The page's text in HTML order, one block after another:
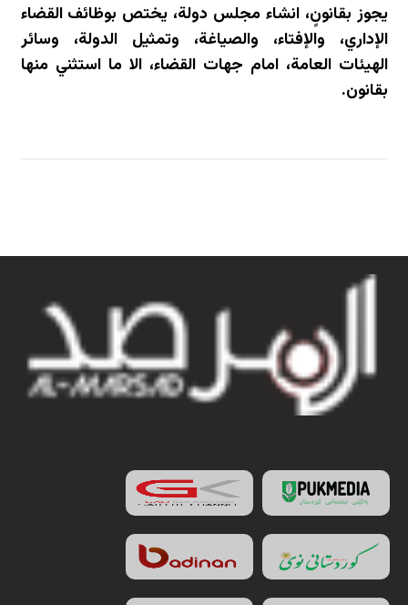
يجوز بقانونٍ، انشاء مجلس دولة، يختص بوظائف القضاء
الإداري، والإفتاء، والصياغة، وتمثيل الدولة، وسائر
الهيئات العامة، امام جهات القضاء، الا ما استثني منها
بقانون.